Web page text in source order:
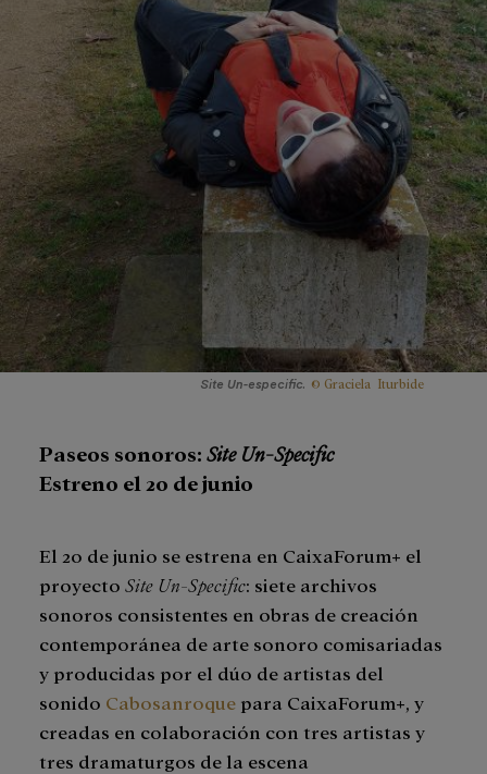
Site Un-especific. © Graciela Iturbide
Paseos sonoros: Site Un-Specific
Estreno el 20 de junio
El 20 de junio se estrena en CaixaForum+ el
proyecto Site Un-Specific: siete archivos
sonoros consistentes en obras de creación
contemporánea de arte sonoro comisariadas
y producidas por el dúo de artistas del
sonido Cabosanroque para CaixaForum+, y
creadas en colaboración con tres artistas y
tres dramaturgos de la escena